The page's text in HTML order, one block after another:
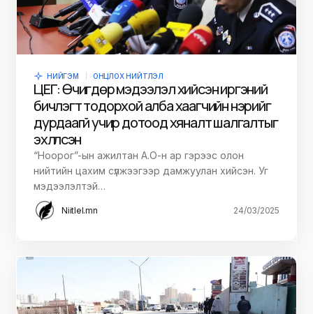
НИЙГЭМ ОНЦЛОХ НИЙТЛЭЛ
ЦЕГ: Өчигдөр мэдээлэл хийсэн иргэний
бичлэгт тодорхой алба хаагчийн нэрийг
дурдаагүй учир дотоод хяналт шалгалтыг
эхлүүлсэн
“Ноорог”-ын ажилтан А.О-н ар гэрээс олон
нийтийн цахим сүлжээгээр дамжуулан хийсэн. Уг
мэдээлэлтэй…
Niitlel.mn 24/03/2025